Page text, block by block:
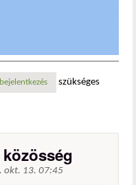
bejelentkezés szükséges
okt. 13. 07:45